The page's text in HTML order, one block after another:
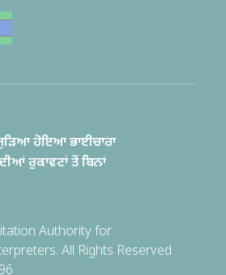
ਹੋਇਆ ਭਾਈਚਾਰਾ
ਰੁਕਾਵਟਾਂ ਤੋਂ ਬਿਨਾਂ
Authority for
All Rights Reserved